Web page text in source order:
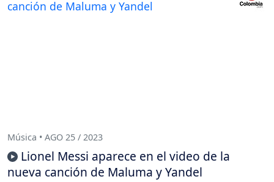
Música • AGO 25 / 2023
Lionel Messi aparece en el video de la
nueva canción de Maluma y Yandel